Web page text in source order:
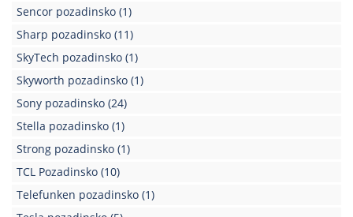
Sencor pozadinsko (1)
Sharp pozadinsko (11)
SkyTech pozadinsko (1)
Skyworth pozadinsko (1)
Sony pozadinsko (24)
Stella pozadinsko (1)
Strong pozadinsko (1)
TCL Pozadinsko (10)
Telefunken pozadinsko (1)